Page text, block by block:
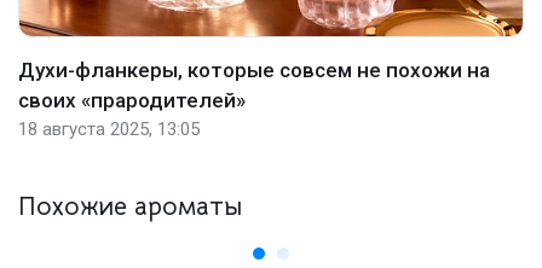
Духи-фланкеры, которые совсем не похожи на
своих «прародителей»
18 августа 2025, 13:05
Похожие ароматы